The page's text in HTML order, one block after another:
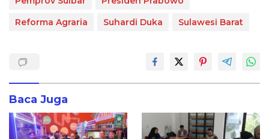
Reforma Agraria
Suhardi Duka Sulawesi Barat
Baca Juga